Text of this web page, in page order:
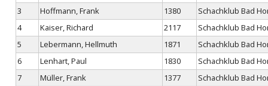
3
Hoffmann, Frank 1380
Schachklub Bad
4
Kaiser, Richard 2117
Schachklub Bad
5
Lebermann, Hellmuth 1871
Schachklub Bad
6
Lenhart, Paul 1830
Schachklub Bad
7
Müller, Frank 1377
Schachklub Bad